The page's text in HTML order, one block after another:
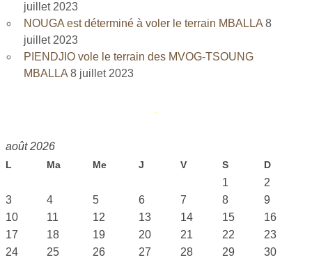
juillet 2023
NOUGA est déterminé à voler le terrain MBALLA 8
juillet 2023
PIENDJIO vole le terrain des MVOG-TSOUNG
MBALLA 8 juillet 2023
août 2026
L Ma Me J V S D
1
2
3
4 5 6 7 8
9
10
11 12 13 14 15
16
17
18 19 20 21 22
23
24
25 26 27 28 29
30